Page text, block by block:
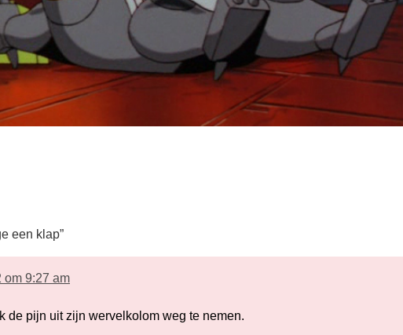
een klap”
om 9:27 am
de pijn uit zijn wervelkolom weg te nemen.